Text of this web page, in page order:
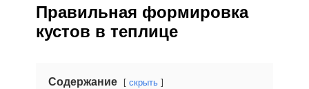
Правильная формировка
кустов в теплице
Содержание скрыть